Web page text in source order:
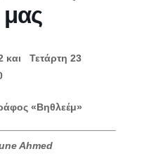
και Τετάρτη 23
«Βηθλεέμ»
Ahmed